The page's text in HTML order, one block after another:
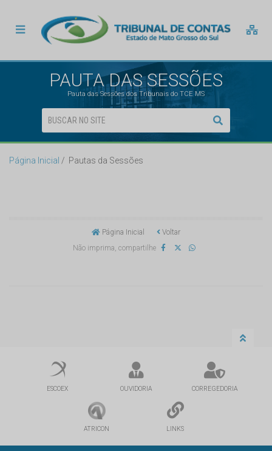
PAUTA DAS SESSÕES
Pauta das Sessões dos Tribunais do TCE MS
Página Inicial Pautas da Sessões
Página Inicial
Voltar
Não imprima, compartilhe
ESCOEX OUVIDORIA CORREGEDORIA
ATRICON LINKS